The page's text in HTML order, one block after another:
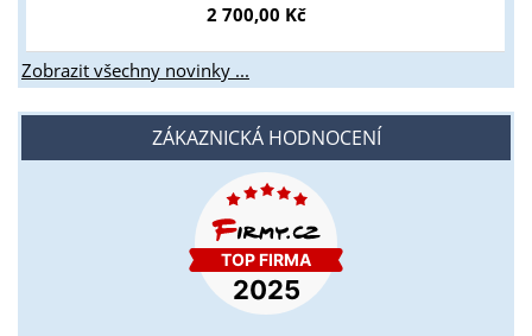
2 700,00 Kč
Zobrazit všechny novinky ...
ZÁKAZNICKÁ HODNOCENÍ